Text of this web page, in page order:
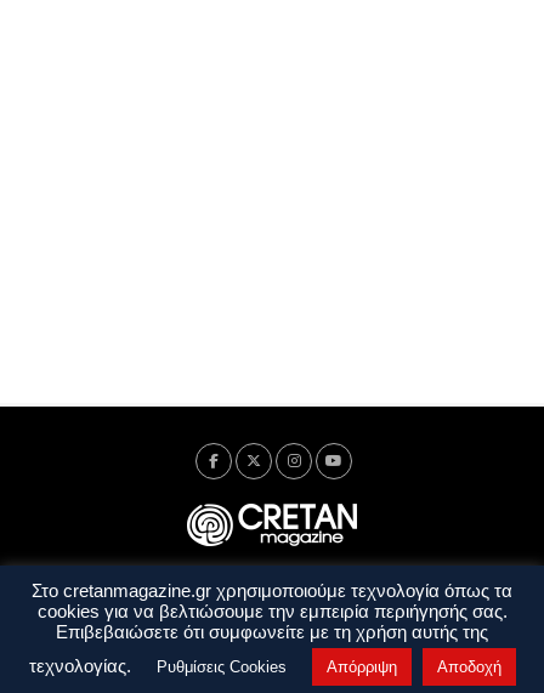
Ταυτότητα Πολιτική Απορρήτου
Όροι Χρήσης
Όροι και Προϋποθέσεις
Στο cretanmagazine.gr χρησιμοποιούμε τεχνολογία όπως τα
cookies για να βελτιώσουμε την εμπειρία περιήγησής σας.
Επιβεβαιώσετε ότι συμφωνείτε με τη χρήση αυτής της
τεχνολογίας.
Ρυθμίσεις Cookies Απόρριψη Αποδοχή